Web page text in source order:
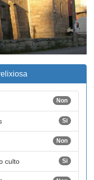
Non
Si
Non
culto Si